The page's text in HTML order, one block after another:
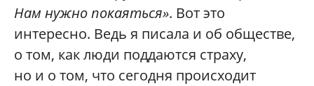
Нам нужно покаяться». Вот это
интересно. Ведь я писала и об обществе,
о том, как люди поддаются страху,
но и о том, что сегодня происходит